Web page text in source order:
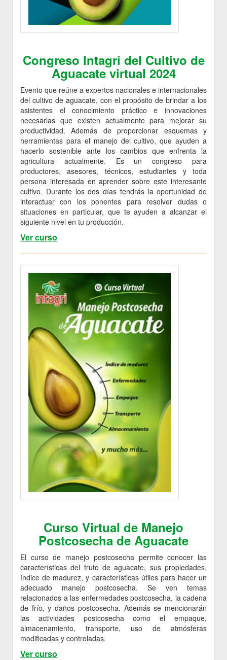
Congreso Intagri del Cultivo de
Aguacate virtual 2024
Evento que reúne a expertos nacionales e internacionales
del cultivo de aguacate, con el propósito de brindar a los
asistentes el conocimiento práctico e innovaciones
necesarias que existen actualmente para mejorar su
productividad. Además de proporcionar esquemas y
herramientas para el manejo del cultivo, que ayuden a
hacerlo sostenible ante los cambios que enfrenta la
agricultura actualmente. Es un congreso para
productores, asesores, técnicos, estudiantes y toda
persona interesada en aprender sobre este interesante
cultivo. Durante los dos días tendrás la oportunidad de
interactuar con los ponentes para resolver dudas o
situaciones en particular, que te ayuden a alcanzar el
siguiente nivel en tu producción.
Ver curso
Curso Virtual de Manejo
Postcosecha de Aguacate
El curso de manejo postcosecha permite conocer las
características del fruto de aguacate, sus propiedades,
índice de madurez, y características útiles para hacer un
adecuado manejo postcosecha. Se ven temas
relacionados a las enfermedades postcosecha, la cadena
de frío, y daños postcosecha. Además se mencionarán
las actividades postcosecha como el empaque,
almacenamiento, transporte, uso de atmósferas
modificadas y controladas.
Ver curso